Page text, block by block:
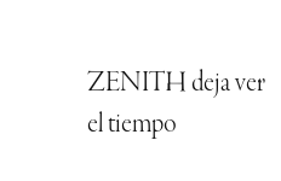
ZENITH deja ver
el tiempo